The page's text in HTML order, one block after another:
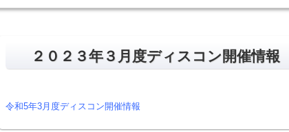
２０２３年３月度ディスコン開催情報
令和5年3月度ディスコン開催情報